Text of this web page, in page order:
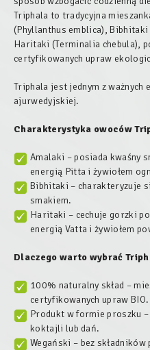
Triphala to tradycyjna
(Phyllanthus emblica),
Haritaki (Terminalia chebula),
certyfikowanych upraw
Triphala jest jednym z ważnych
ajurwedyjskiej.
Charakterystyka owoców
Amalaki – posiada kwaśny
energią Pitta i żywiołem
Bibhitaki – charakteryzuje
smakiem.
Haritaki – cechuje gorzki
energią Vatta i żywiołem
Dlaczego warto wybrać
100% naturalny skład –
certyfikowanych upraw BIO.
Produkt w formie proszku
koktajli lub dań.
Wegański – bez